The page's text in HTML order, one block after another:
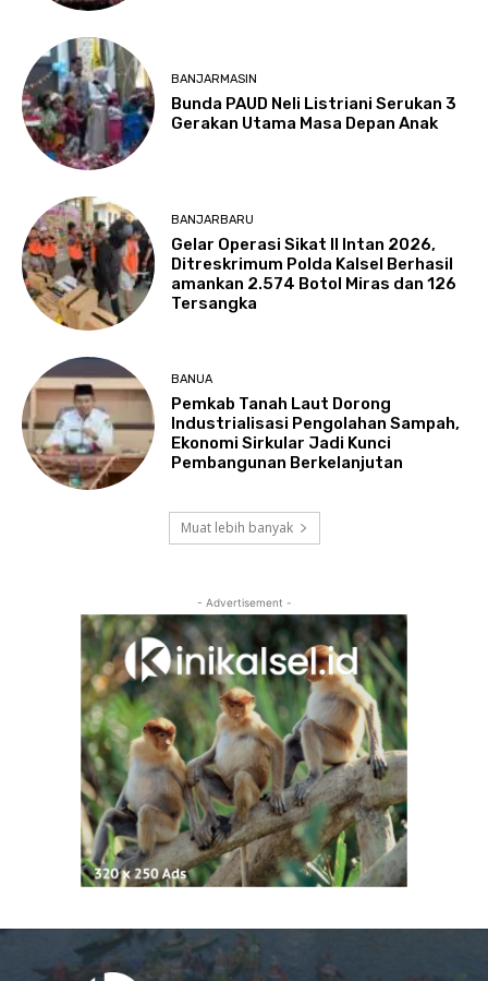
BANJARMASIN
Bunda PAUD Neli Listriani Serukan 3
Gerakan Utama Masa Depan Anak
BANJARBARU
Gelar Operasi Sikat II Intan 2026,
Ditreskrimum Polda Kalsel Berhasil
amankan 2.574 Botol Miras dan 126
Tersangka
BANUA
Pemkab Tanah Laut Dorong
Industrialisasi Pengolahan Sampah,
Ekonomi Sirkular Jadi Kunci
Pembangunan Berkelanjutan
Muat lebih banyak
- Advertisement -